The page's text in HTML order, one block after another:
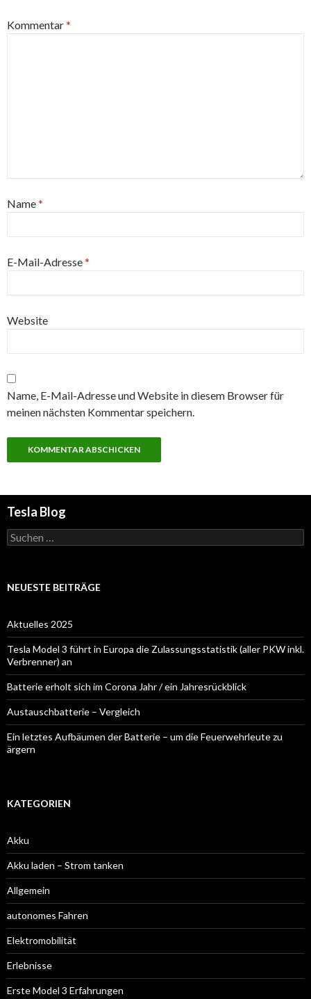
Kommentar*
Name*
E-Mail-Adresse*
Website
Name, E-Mail-Adresse und Website in diesem Browser für
meinen nächsten Kommentar speichern.
Tesla Blog
Suchen
nach:
NEUESTE BEITRÄGE
Aktuelles 2025
Tesla Model 3 führt in Europa die Zulassungsstatistik (aller PKW inkl.
Verbrenner) an
Batterie erholt sich im Corona Jahr / ein Jahresrückblick
Austauschbatterie – Vergleich
Ein letztes Aufbäumen der Batterie – um die Feuerwehrleute zu
ärgern
KATEGORIEN
Akku
Akku laden – Strom tanken
Allgemein
autonomes Fahren
Elektromobilität
Erlebnisse
Erste Model 3 Erfahrungen